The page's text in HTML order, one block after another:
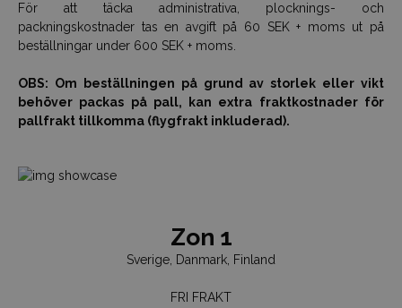
För att täcka administrativa, plocknings- och
packningskostnader tas en avgift på 60 SEK + moms ut på
beställningar under 600 SEK + moms.
OBS: Om beställningen på grund av storlek eller vikt
behöver packas på pall, kan extra fraktkostnader för
pallfrakt tillkomma (flygfrakt inkluderad).
Zon 1
Sverige, Danmark, Finland
FRI FRAKT